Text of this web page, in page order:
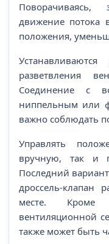
Поворачиваясь,
движение потока
положения,
разветвления
Соединение с
ниппельным или
важно соблюдать
Управлять
вручную, так и
Последний
дроссель-клапан
месте. Кроме
вентиляционной
также может быть